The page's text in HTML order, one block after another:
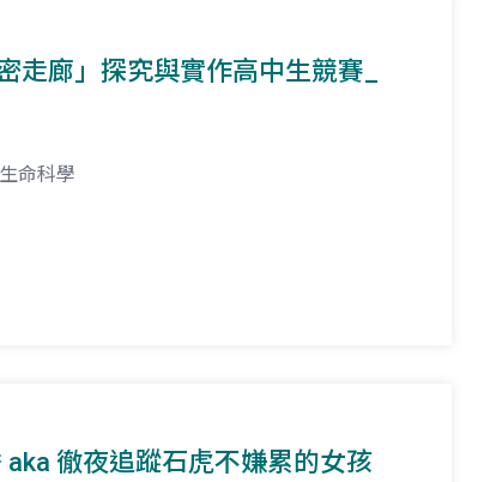
走廊」探究與實作高中生競賽_
生命科學
aka 徹夜追蹤石虎不嫌累的女孩